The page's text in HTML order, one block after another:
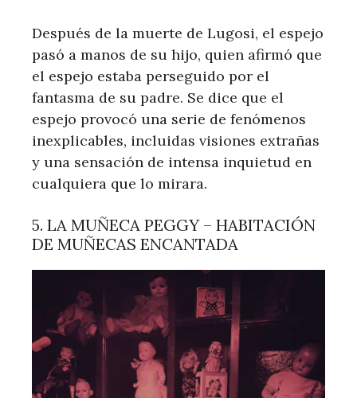
Después de la muerte de Lugosi, el espejo
pasó a manos de su hijo, quien afirmó que
el espejo estaba perseguido por el
fantasma de su padre. Se dice que el
espejo provocó una serie de fenómenos
inexplicables, incluidas visiones extrañas
y una sensación de intensa inquietud en
cualquiera que lo mirara.
5. LA MUÑECA PEGGY – HABITACIÓN
DE MUÑECAS ENCANTADA